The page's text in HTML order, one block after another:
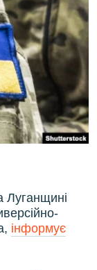
Луганщині
інформує